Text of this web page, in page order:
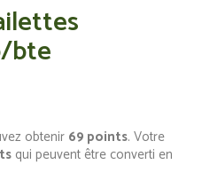
bte
obtenir 69 points. Votre
qui peuvent être converti en